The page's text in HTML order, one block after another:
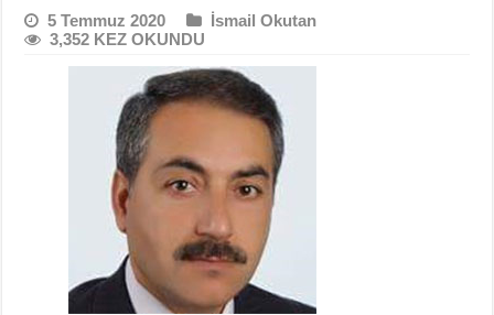
5 Temmuz 2020
İsmail Okutan
3,352 KEZ OKUNDU